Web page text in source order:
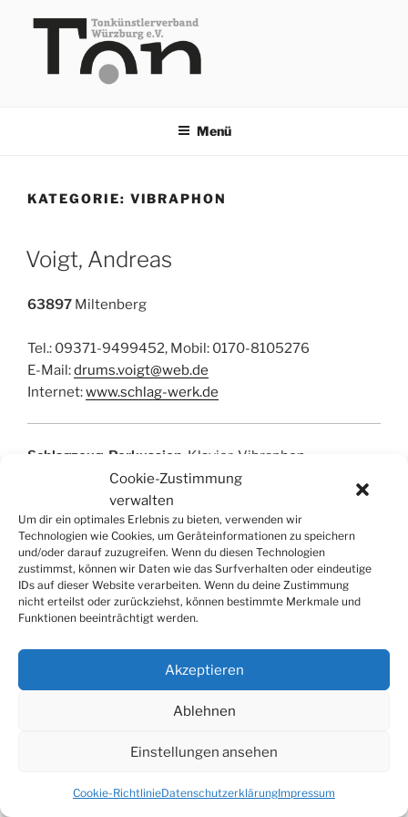
Cookie-Zustimmung
verwalten
Um dir ein optimales Erlebnis zu bieten, verwenden wir
Technologien wie Cookies, um Geräteinformationen zu speichern
und/oder darauf zuzugreifen. Wenn du diesen Technologien
zustimmst, können wir Daten wie das Surfverhalten oder eindeutige
IDs auf dieser Website verarbeiten. Wenn du deine Zustimmung
nicht erteilst oder zurückziehst, können bestimmte Merkmale und
Funktionen beeinträchtigt werden.
Akzeptieren
Ablehnen
Einstellungen ansehen
Cookie-RichtlinieDatenschutzerklärungImpressum
Inhalt
Menü
KATEGORIE: VIBRAPHON
Voigt, Andreas
63897 Miltenberg
Tel.: 09371-9499452, Mobil: 0170-8105276
E-Mail:drums.voigt@web.de
Internet:www.schlag-werk.de
Schlagzeug Perkussion , Klavier, Vibraphon
SUCHE
Suchen
Tonkünstlerverband Würzburg e.V.